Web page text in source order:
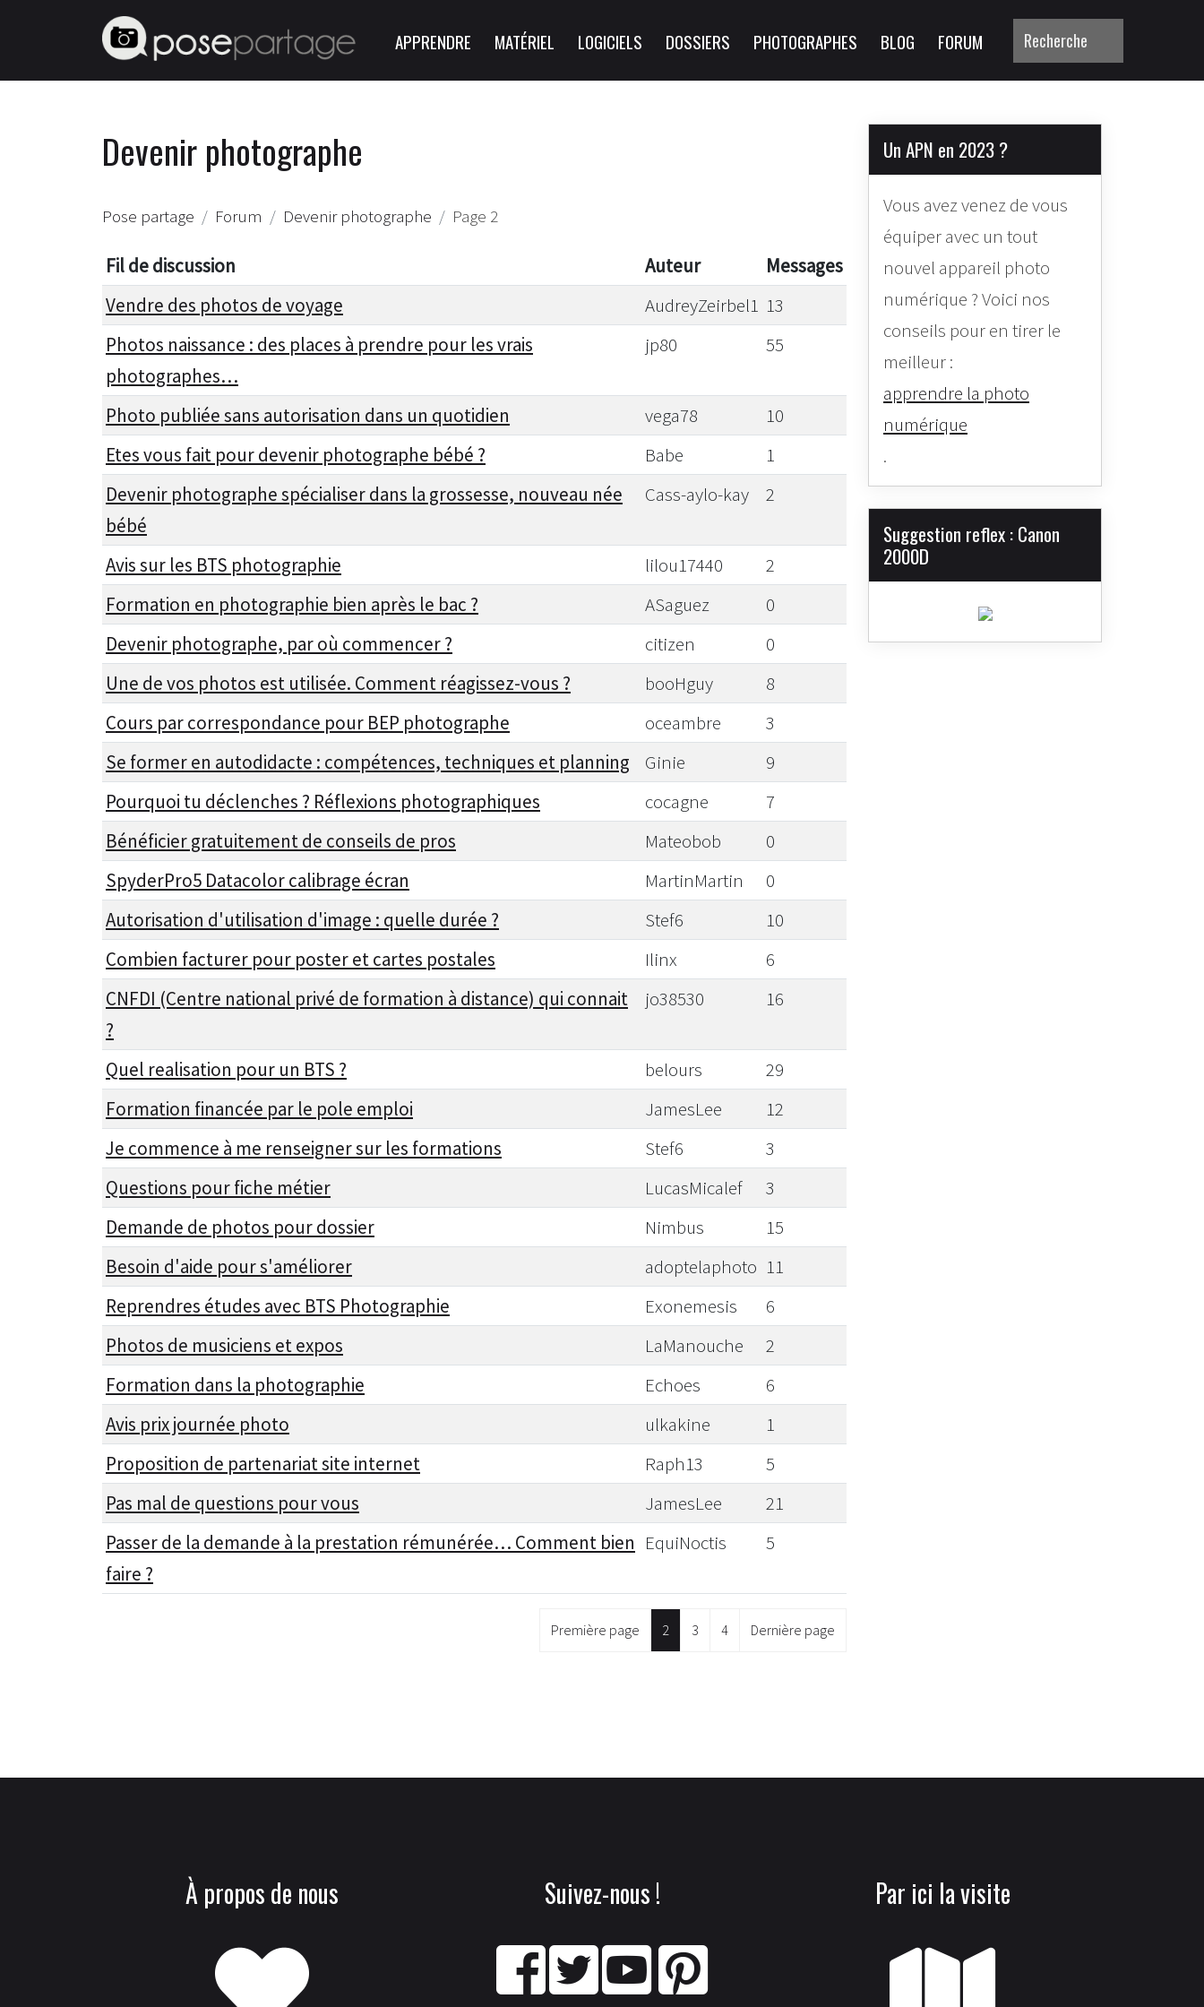
APPRENDRE MATÉRIEL LOGICIELS DOSSIERS PHOTOGRAPHES BLOG FORUM
Devenir photographe
Pose partage Forum Devenir photographe Page 2
Fil de discussion Auteur
Messages
Vendre des photos de voyage
AudreyZeirbel1 13
Photos naissance : des places à prendre pour les vrais
photographes…
jp80 55
Photo publiée sans autorisation dans un quotidien vega78
10
Etes vous fait pour devenir photographe bébé ?
Babe
1
Devenir photographe spécialiser dans la grossesse, nouveau née
bébé
Cass-aylo-kay 2
Avis sur les BTS photographie lilou17440
2
Formation en photographie bien après le bac ?
ASaguez
0
Devenir photographe, par où commencer ?
citizen
0
Une de vos photos est utilisée. Comment réagissez-vous ?
booHguy
8
Cours par correspondance pour BEP photographe
oceambre
3
Se former en autodidacte : compétences, techniques et planning
Ginie
9
Pourquoi tu déclenches ? Réflexions photographiques
cocagne
7
Bénéficier gratuitement de conseils de pros
Mateobob
0
SpyderPro5 Datacolor calibrage écran
MartinMartin
0
Autorisation d'utilisation d'image : quelle durée ?
Stef6
10
Combien facturer pour poster et cartes postales
Ilinx
6
CNFDI (Centre national privé de formation à distance) qui connait
?
jo38530 16
Quel realisation pour un BTS ? belours
29
Formation financée par le pole emploi
JamesLee
12
Je commence à me renseigner sur les formations
Stef6
3
Questions pour fiche métier
LucasMicalef
3
Demande de photos pour dossier
Nimbus
15
Besoin d'aide pour s'améliorer
adoptelaphoto 11
Reprendres études avec BTS Photographie
Exonemesis
6
Photos de musiciens et expos
LaManouche
2
Formation dans la photographie
Echoes
6
Avis prix journée photo
ulkakine
1
Proposition de partenariat site internet
Raph13
5
Pas mal de questions pour vous
JamesLee
21
Passer de la demande à la prestation rémunérée… Comment bien
faire ?
EquiNoctis 5
Première page 2 3 4 Dernière page
Un APN en 2023 ?
Vous avez venez de vous
équiper avec un tout
nouvel appareil photo
numérique ? Voici nos
conseils pour en tirer le
meilleur :
apprendre la photo
numérique
.
Suggestion reflex : Canon
2000D
À propos de nous Suivez-nous ! Par ici la visite